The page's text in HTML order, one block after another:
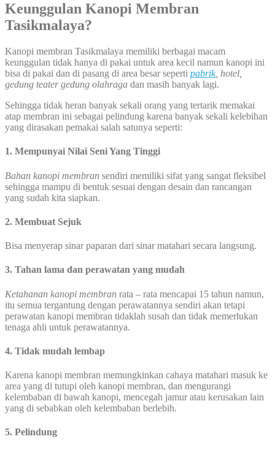
Keunggulan Kanopi Membran
Tasikmalaya?
Kanopi membran Tasikmalaya memiliki berbagai macam
keunggulan tidak hanya di pakai untuk area kecil namun kanopi ini
bisa di pakai dan di pasang di area besar seperti pabrik, hotel,
gedung teater gedung olahraga dan masih banyak lagi.
Sehingga tidak heran banyak sekali orang yang tertarik memakai
atap membran ini sebagai pelindung karena banyak sekali kelebihan
yang dirasakan pemakai salah satunya seperti:
1. Mempunyai Nilai Seni Yang Tinggi
Bahan kanopi membran sendiri memiliki sifat yang sangat fleksibel
sehingga mampu di bentuk sesuai dengan desain dan rancangan
yang sudah kita siapkan.
2. Membuat Sejuk
Bisa menyerap sinar paparan dari sinar matahari secara langsung.
3. Tahan lama dan perawatan yang mudah
Ketahanan kanopi membran rata – rata mencapai 15 tahun namun,
itu semua tergantung dengan perawatannya sendiri akan tetapi
perawatan kanopi membran tidaklah susah dan tidak memerlukan
tenaga ahli untuk perawatannya.
4. Tidak mudah lembap
Karena kanopi membran memungkinkan cahaya matahari masuk ke
area yang di tutupi oleh kanopi membran, dan mengurangi
kelembaban di bawah kanopi, mencegah jamur atau kerusakan lain
yang di sebabkan oleh kelembaban berlebih.
5. Pelindung